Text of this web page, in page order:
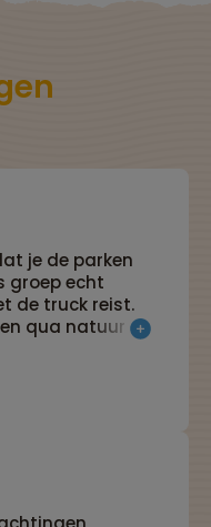
je de parken
groep echt
de truck reist.
qua natuur en